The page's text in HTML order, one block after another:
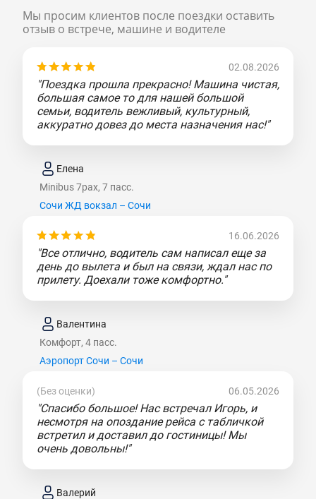
Мы просим клиентов после поездки оставить
отзыв о встрече, машине и водителе
02.08.2026
"Поездка прошла прекрасно! Машина чистая,
большая самое то для нашей большой
семьи, водитель вежливый, культурный,
аккуратно довез до места назначения нас!"
Елена
Minibus 7pax, 7 пасс.
Сочи ЖД вокзал – Сочи
16.06.2026
"Все отлично, водитель сам написал еще за
день до вылета и был на связи, ждал нас по
прилету. Доехали тоже комфортно."
Валентина
Комфорт, 4 пасс.
Аэропорт Сочи – Сочи
(Без оценки) 06.05.2026
"Спасибо большое! Нас встречал Игорь, и
несмотря на опоздание рейса с табличкой
встретил и доставил до гостиницы! Мы
очень довольны!"
Валерий